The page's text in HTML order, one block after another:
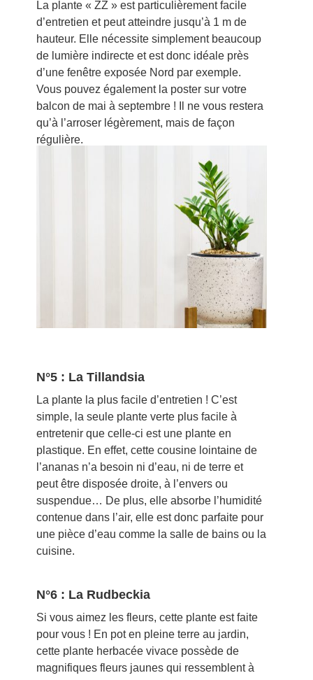
La plante « ZZ » est particulièrement facile
d’entretien et peut atteindre jusqu’à 1 m de
hauteur. Elle nécessite simplement beaucoup
de lumière indirecte et est donc idéale près
d’une fenêtre exposée Nord par exemple.
Vous pouvez également la poster sur votre
balcon de mai à septembre ! Il ne vous restera
qu’à l’arroser légèrement, mais de façon
régulière.
N°5 : La Tillandsia
La plante la plus facile d’entretien ! C’est
simple, la seule plante verte plus facile à
entretenir que celle-ci est une plante en
plastique. En effet, cette cousine lointaine de
l’ananas n’a besoin ni d’eau, ni de terre et
peut être disposée droite, à l’envers ou
suspendue… De plus, elle absorbe l’humidité
contenue dans l’air, elle est donc parfaite pour
une pièce d’eau comme la salle de bains ou la
cuisine.
N°6 : La Rudbeckia
Si vous aimez les fleurs, cette plante est faite
pour vous ! En pot en pleine terre au jardin,
cette plante herbacée vivace possède de
magnifiques fleurs jaunes qui ressemblent à